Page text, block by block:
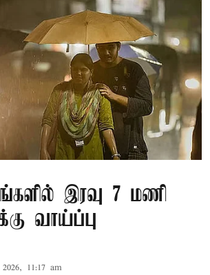
இரவு 7 மணி
வாய்ப்பு
11:17 am